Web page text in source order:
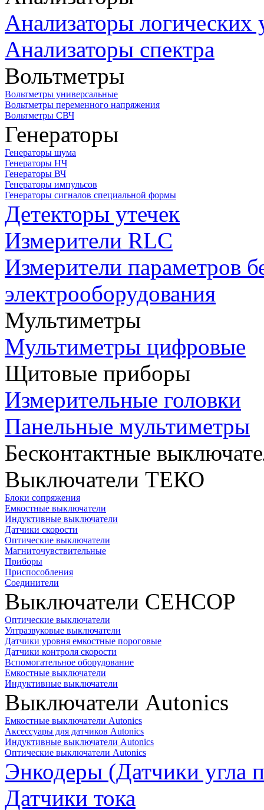
Анализаторы логических
Анализаторы спектра
Вольтметры
Вольтметры универсальные
Вольтметры переменного напряжения
Вольтметры СВЧ
Генераторы
Генераторы шума
Генераторы НЧ
Генераторы ВЧ
Генераторы импульсов
Генераторы сигналов специальной формы
Детекторы утечек
Измерители RLC
Измерители параметров
электрооборудования
Мультиметры
Мультиметры цифровые
Щитовые приборы
Измерительные головки
Панельные мультиметры
Бесконтактные
Выключатели ТЕКО
Блоки сопряжения
Емкостные выключатели
Индуктивные выключатели
Датчики скорости
Оптические выключатели
Магниточувствительные
Приборы
Приспособления
Соединители
Выключатели СЕНСОР
Оптические выключатели
Ултразвуковые выключатели
Датчики уровня емкостные пороговые
Датчики контроля скорости
Вспомогательное оборудование
Емкостные выключатели
Индуктивные выключатели
Выключатели Autonics
Емкостные выключатели Autonics
Аксессуары для датчиков Autonics
Индуктивные выключатели Autonics
Оптические выключатели Autonics
Энкодеры (Датчики угла
Датчики тока